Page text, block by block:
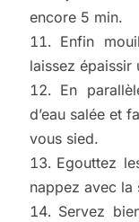
encore 5 min.
Enfin
laissez
En
d’eau salée et
vous sied.
Egouttez
nappez avec la
Servez